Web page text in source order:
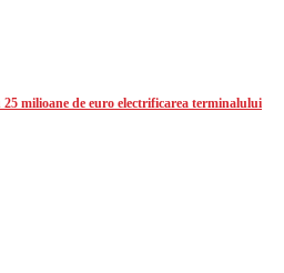
milioane de euro electrificarea terminalului